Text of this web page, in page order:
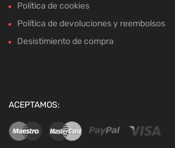
Política de cookies
Política de devoluciones y reembolsos
Desistimiento de compra
ACEPTAMOS: